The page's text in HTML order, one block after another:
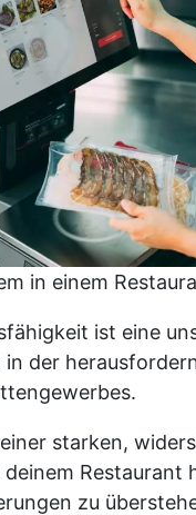
in einem
ist eine
in der
starken,
Restaurant
zu